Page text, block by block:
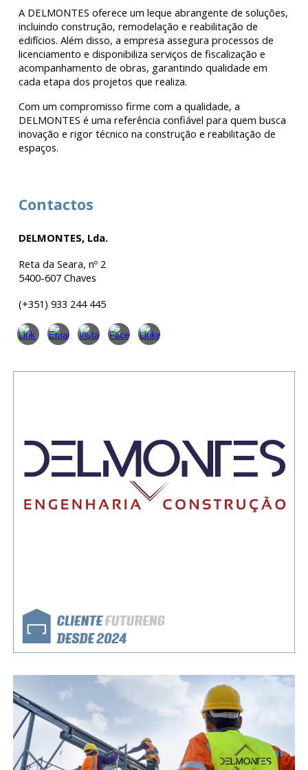
A DELMONTES oferece um leque abrangente de soluções,
incluindo construção, remodelação e reabilitação de
edifícios. Além disso, a empresa assegura processos de
licenciamento e disponibiliza serviços de fiscalização e
acompanhamento de obras, garantindo qualidade em
cada etapa dos projetos que realiza.
Com um compromisso firme com a qualidade, a
DELMONTES é uma referência confiável para quem busca
inovação e rigor técnico na construção e reabilitação de
espaços.
Contactos
DELMONTES, Lda.
Reta da Seara, nº 2
5400-607 Chaves
(+351)933 244 445